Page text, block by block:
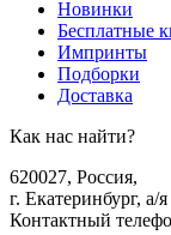
Новинки
Бесплатные
Импринты
Подборки
Доставка
Как нас найти?
620027, Россия,
г. Екатеринбург, а/
Контактный